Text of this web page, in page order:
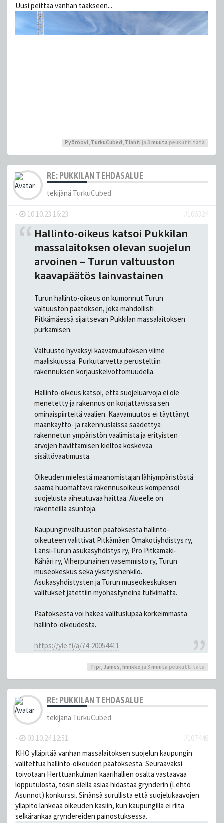
Uusi peittää vanhan taakseen...
Pyöröovi, TurkuCubed, Tlahti ja 3 muuta peukutti tätä
RE: PUKKILAN TEHDASALUE
tekijänä TurkuCubed
- 10.10.23 16:23 #106324
Hallinto-oikeus katsoi Pukkilan
massalaitoksen olevan suojelun
arvoinen – Turun valtuuston
kaavapäätös lainvastainen
Turun hallinto-oikeus on kumonnut Turun
valtuuston päätöksen, joka mahdollisti
Pitkämäessä sijaitsevan Pukkilan massalaitoksen
purkamisen.
Valtuusto hyväksyi kaavamuutoksen viime
maaliskuussa. Purkutarvetta perusteltiin
rakennuksen korjauskelvottomuudella.
Hallinto-oikeus katsoi, että suojeluarvoja ei ole
menetetty ja rakennus on korjattavissa sen
ominaispiirteitä vaalien. Kaavamuutos ei täyttänyt
maankäyttö- ja rakennuslaissa säädettyä
rakennetun ympäristön vaalimista ja erityisten
arvojen hävittämisen kieltoa koskevaa
sisältövaatimusta.
Oikeuden mielestä maanomistajan lähiympäristöstä
saama huomattava rakennusoikeus kompensoi
suojelusta aiheutuvaa haittaa. Alueelle on
rakenteilla asuntoja.
Kaupunginvaltuuston päätöksestä hallinto-
oikeuteen valittivat Pitkämäen Omakotiyhdistys ry,
Länsi-Turun asukasyhdistys ry, Pro Pitkämäki-
Kähäri ry, Viherpunainen vasemmisto ry, Turun
museokeskus sekä yksityishenkilö.
Asukasyhdistysten ja Turun museokeskuksen
valitukset jätettiin myöhästyneinä tutkimatta.
Päätöksestä voi hakea valituslupaa korkeimmasta
hallinto-oikeudesta.
https://yle.fi/a/74-20054411
Tipi James hmikko ja 3 muuta peukutti tätä
RE: PUKKILAN TEHDASALUE
tekijänä TurkuCubed
- 03.10.24 12:51
#107446
KHO ylläpitää vanhan massalaitoksen suojelun kaupungin
valitettua hallinto-oikeuden päätöksestä. Seuraavaksi
toivotaan Herttuankulman kaarihallien osalta vastaavaa
lopputulosta, tosin siellä asiaa hidastaa grynderin (Lehto
Asunnot) konkurssi. Sinänsä surullista että suojelukaavojen
ylläpito lankeaa oikeuden käsiin, kun kaupungilla ei riitä
selkärankaa gryndereiden painostuksessa.